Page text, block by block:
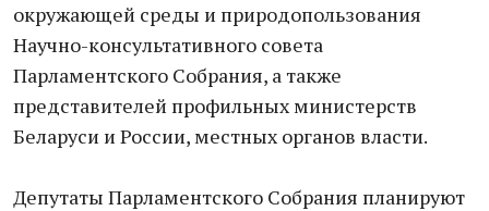
окружающей среды и природопользования
Научно-консультативного совета
Парламентского Собрания, а также
представителей профильных министерств
Беларуси и России, местных органов власти.
Депутаты Парламентского Собрания планируют